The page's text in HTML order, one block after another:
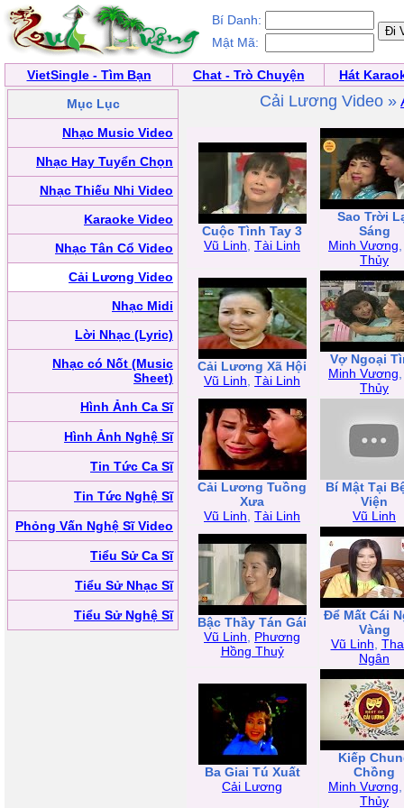
Bí Danh:
Mật Mã:
VietSingle - Tìm Bạn Chat - Trò Chuyện
Hát
Mục Lục
Nhạc Music Video
Nhạc Hay Tuyển Chọn
Nhạc Thiếu Nhi Video
Karaoke Video
Nhạc Tân Cổ Video
Cải Lương Video
Nhạc Midi
Lời Nhạc (Lyric)
Nhạc có Nốt (Music
Sheet)
Hình Ảnh Ca Sĩ
Hình Ảnh Nghệ Sĩ
Tin Tức Ca Sĩ
Tin Tức Nghệ Sĩ
Phỏng Vấn Nghệ Sĩ Video
Tiểu Sử Ca Sĩ
Tiểu Sử Nhạc Sĩ
Tiểu Sử Nghệ Sĩ
Cải Lương Video »
Cuộc Tình Tay 3
Vũ Linh Tài Linh
Sao Trời
Sáng
Minh Vương
Thủy
Cải Lương Xã Hội
Vũ Linh Tài Linh
Vợ Ngoại
Minh Vương
Thủy
Cải Lương Tuồng
Xưa
Vũ Linh Tài Linh
Bí Mật Tại
Viện
Vũ Linh
Bậc Thầy Tán Gái
Vũ Linh
Phương
Hồng Thuỷ
Để Mất Cái
Vàng
Vũ Linh
Ngân
Ba Giai Tú Xuất
Cải Lương
Kiếp
Chồng
Minh Vương
Thủy